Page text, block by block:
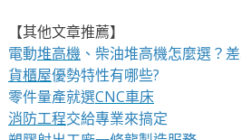
【其他文章推薦】
電動堆高機、柴油堆高機怎麼選？
貨櫃屋優勢特性有哪些?
零件量產就選CNC車床
消防工程交給專業來搞定